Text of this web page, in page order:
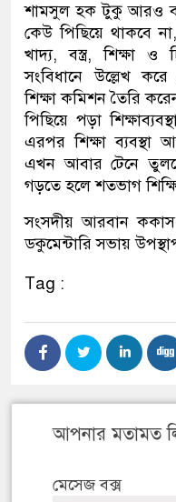
শামসুল হক টুকু আরও
কেউ পিছিয়ে থাকবে
খাদ্য, বস্ত্র, শিক্ষা
সংবিধানে উল্লেখ
শিক্ষা কমিশন তৈরি
পিছিয়ে পড়া
এরপর শিক্ষা ব্যবস্থা
এখন আবার টেনে
গড়তে হলে শতভাগ
সংসদীয় আরবান ককাস
ডকুমেন্টারি সভায়
Tag :
আপনার মতামত
মেসেজ বক্স